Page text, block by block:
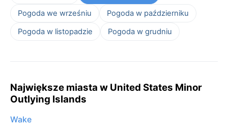
Pogoda we wrześniu
Pogoda w październiku
Pogoda w listopadzie
Pogoda w grudniu
Największe miasta w United States Minor
Outlying Islands
Wake